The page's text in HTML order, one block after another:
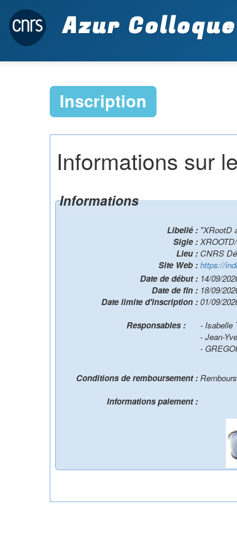
Azur Colloque
Inscription
Informations sur
Informations
Libellé : "XRootD
Sigle :
Lieu : CNRS
Site Web : https://
Date de début : 14/09/
Date de fin : 18/09/
Date limite d'inscription : 01/09/
- Isabelle
- Jean-
-
Conditions de remboursement :
Informations paiement :